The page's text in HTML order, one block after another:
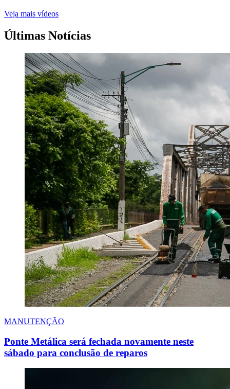
Veja mais vídeos
Últimas Notícias
MANUTENÇÃO
Ponte Metálica será fechada novamente neste
sábado para conclusão de reparos